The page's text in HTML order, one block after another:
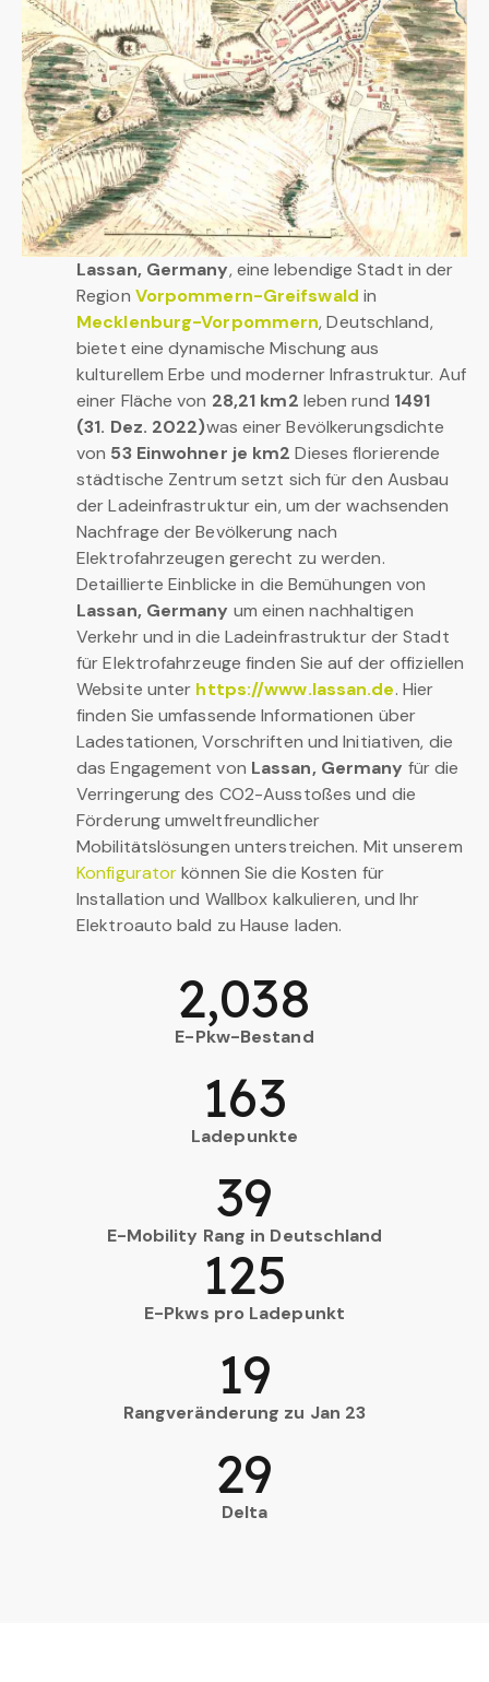
Lassan, Germany, eine lebendige Stadt in der
Region Vorpommern-Greifswald in
Mecklenburg-Vorpommern, Deutschland,
bietet eine dynamische Mischung aus
kulturellem Erbe und moderner Infrastruktur. Auf
einer Fläche von 28,21 km2 leben rund 1491
(31. Dez. 2022)was einer Bevölkerungsdichte
von 53 Einwohner je km2 Dieses florierende
städtische Zentrum setzt sich für den Ausbau
der Ladeinfrastruktur ein, um der wachsenden
Nachfrage der Bevölkerung nach
Elektrofahrzeugen gerecht zu werden.
Detaillierte Einblicke in die Bemühungen von
Lassan, Germany um einen nachhaltigen
Verkehr und in die Ladeinfrastruktur der Stadt
für Elektrofahrzeuge finden Sie auf der offiziellen
Website unter https://www.lassan.de. Hier
finden Sie umfassende Informationen über
Ladestationen, Vorschriften und Initiativen, die
das Engagement von Lassan, Germany für die
Verringerung des CO2-Ausstoßes und die
Förderung umweltfreundlicher
Mobilitätslösungen unterstreichen. Mit unserem
Konfiguratorkönnen Sie die Kosten für
Installation und Wallbox kalkulieren, und Ihr
Elektroauto bald zu Hause laden.
E-Pkw-Bestand
2,038
Ladepunkte
163
E-Mobility Rang in Deutschland
39
E-Pkws pro Ladepunkt
125
Rangveränderung zu Jan 23
19
Delta
29